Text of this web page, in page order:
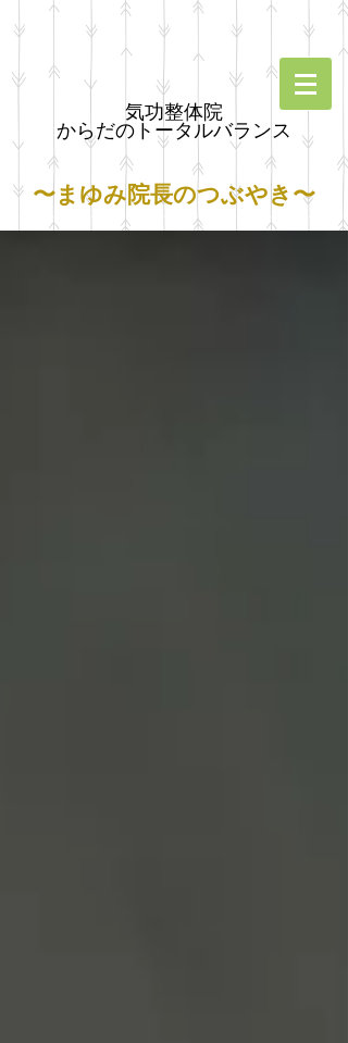
気功整体院
からだのトータルバランス
〜まゆみ院長のつぶやき〜